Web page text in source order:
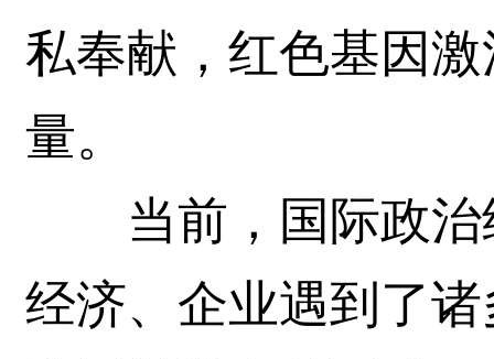
私奉献，红色基因
量。
当前，国际政治
经济、企业遇到了